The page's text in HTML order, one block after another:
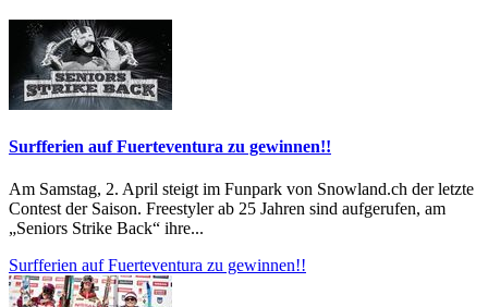
Surfferien auf Fuerteventura zu gewinnen!!
Am Samstag, 2. April steigt im Funpark von Snowland.ch der letzte
Contest der Saison. Freestyler ab 25 Jahren sind aufgerufen, am
„Seniors Strike Back“ ihre...
Surfferien auf Fuerteventura zu gewinnen!!